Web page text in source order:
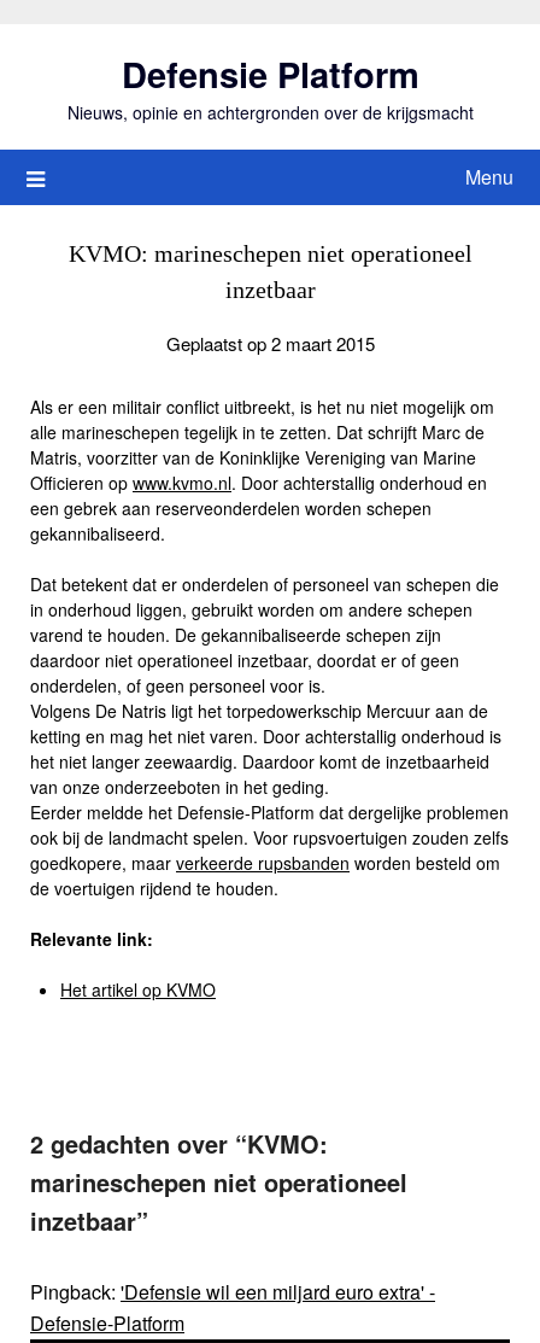
Defensie Platform
Nieuws, opinie en achtergronden over de krijgsmacht
Menu
KVMO: marineschepen niet operationeel
inzetbaar
Geplaatst op 2 maart 2015
Als er een militair conflict uitbreekt, is het nu niet mogelijk om
alle marineschepen tegelijk in te zetten. Dat schrijft Marc de
Matris, voorzitter van de Koninklijke Vereniging van Marine
Officieren op www.kvmo.nl. Door achterstallig onderhoud en
een gebrek aan reserveonderdelen worden schepen
gekannibaliseerd.
Dat betekent dat er onderdelen of personeel van schepen die
in onderhoud liggen, gebruikt worden om andere schepen
varend te houden. De gekannibaliseerde schepen zijn
daardoor niet operationeel inzetbaar, doordat er of geen
onderdelen, of geen personeel voor is.
Volgens De Natris ligt het torpedowerkschip Mercuur aan de
ketting en mag het niet varen. Door achterstallig onderhoud is
het niet langer zeewaardig. Daardoor komt de inzetbaarheid
van onze onderzeeboten in het geding.
Eerder meldde het Defensie-Platform dat dergelijke problemen
ook bij de landmacht spelen. Voor rupsvoertuigen zouden zelfs
goedkopere, maar verkeerde rupsbanden worden besteld om
de voertuigen rijdend te houden.
Relevante link:
Het artikel op KVMO
2 gedachten over “KVMO:
marineschepen niet operationeel
inzetbaar”
Pingback: 'Defensie wil een miljard euro extra' -
Defensie-Platform